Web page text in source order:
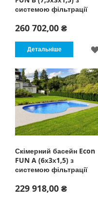
системою фільтрації
260 702,00 ₴
Детальніше
Скімерний басейн Econ
FUN A (6х3х1,5) з
системою фільтрації
229 918,00 ₴